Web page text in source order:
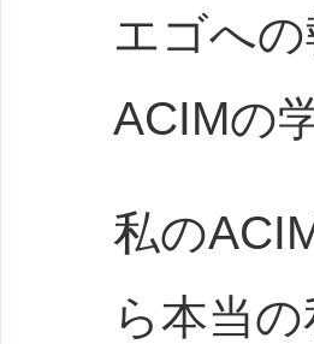
エゴへ
ACIMの
私の
ら本当